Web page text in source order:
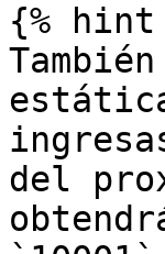
{%
del